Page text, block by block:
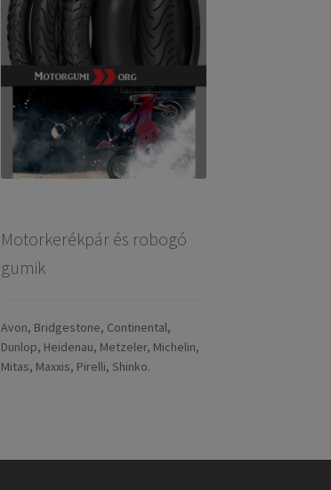
Motorkerékpár és robogó
gumik
Avon, Bridgestone, Continental,
Dunlop, Heidenau, Metzeler, Michelin,
Mitas, Maxxis, Pirelli, Shinko.